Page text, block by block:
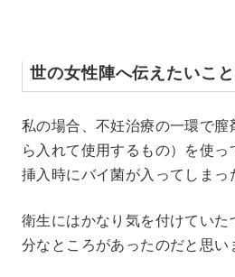
世の女性陣へ伝えたいこ
私の場合、不妊治療の一環で膣
ら入れて使用するもの）を使
挿入時にバイ菌が入ってしまっ
衛生にはかなり気を付けてい
分なところがあったのだと思い